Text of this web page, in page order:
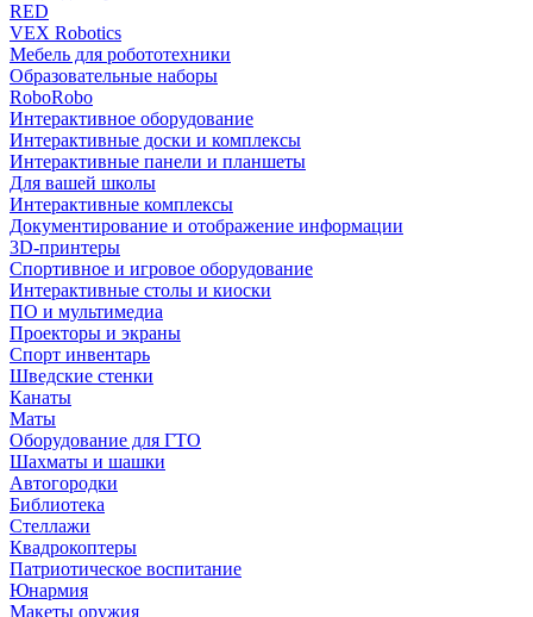
RED
VEX Robotics
Мебель для робототехники
Образовательные наборы
RoboRobo
Интерактивное оборудование
Интерактивные доски и комплексы
Интерактивные панели и планшеты
Для вашей школы
Интерактивные комплексы
Документирование и отображение информации
3D-принтеры
Спортивное и игровое оборудование
Интерактивные столы и киоски
ПО и мультимедиа
Проекторы и экраны
Спорт инвентарь
Шведские стенки
Канаты
Маты
Оборудование для ГТО
Шахматы и шашки
Автогородки
Библиотека
Стеллажи
Квадрокоптеры
Патриотическое воспитание
Юнармия
Макеты оружия